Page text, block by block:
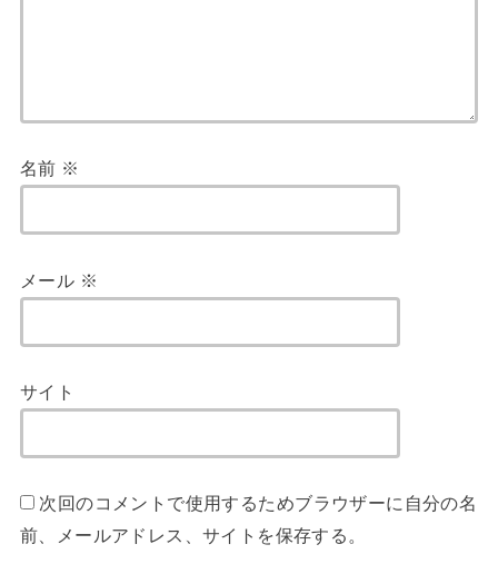
名前 ※
メール ※
サイト
次回のコメントで使用するためブラウザーに自分の名
前、メールアドレス、サイトを保存する。